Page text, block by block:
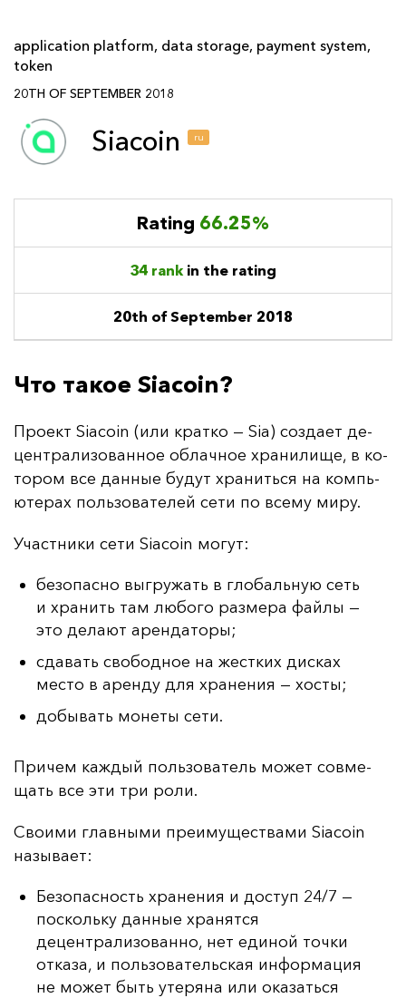
application platform, data storage, payment system,
token
20TH OF SEPTEMBER 2018
Siacoin ru
Rating 66.25%
34 rank in the rating
20th of September 2018
Что такое Siacoin?
Про­ект Siacoin (или крат­ко — Sia) соз­да­ет де­
цен­тра­ли­зо­ван­ное об­лач­ное хра­ни­ли­ще, в ко­
то­ром все дан­ные бу­дут хра­нить­ся на компь­
юте­рах поль­зо­ва­те­лей се­ти по все­му ми­ру.
Учас­тни­ки се­ти Siacoin мо­гут:
безопасно выгружать в глобальную сеть
и хранить там любого размера файлы —
это делают арендаторы;
сдавать свободное на жестких дисках
место в аренду для хранения — хосты;
добывать монеты сети.
При­чем каж­дый поль­зо­ва­тель мо­жет сов­ме­
щать все эти три ро­ли.
Сво­ими глав­ны­ми пре­иму­щес­тва­ми Siacoin
на­зы­ва­ет:
Безопасность хранения и доступ 24/7 —
поскольку данные хранятся
децентрализованно, нет единой точки
отказа, и пользовательская информация
не может быть утеряна или оказаться